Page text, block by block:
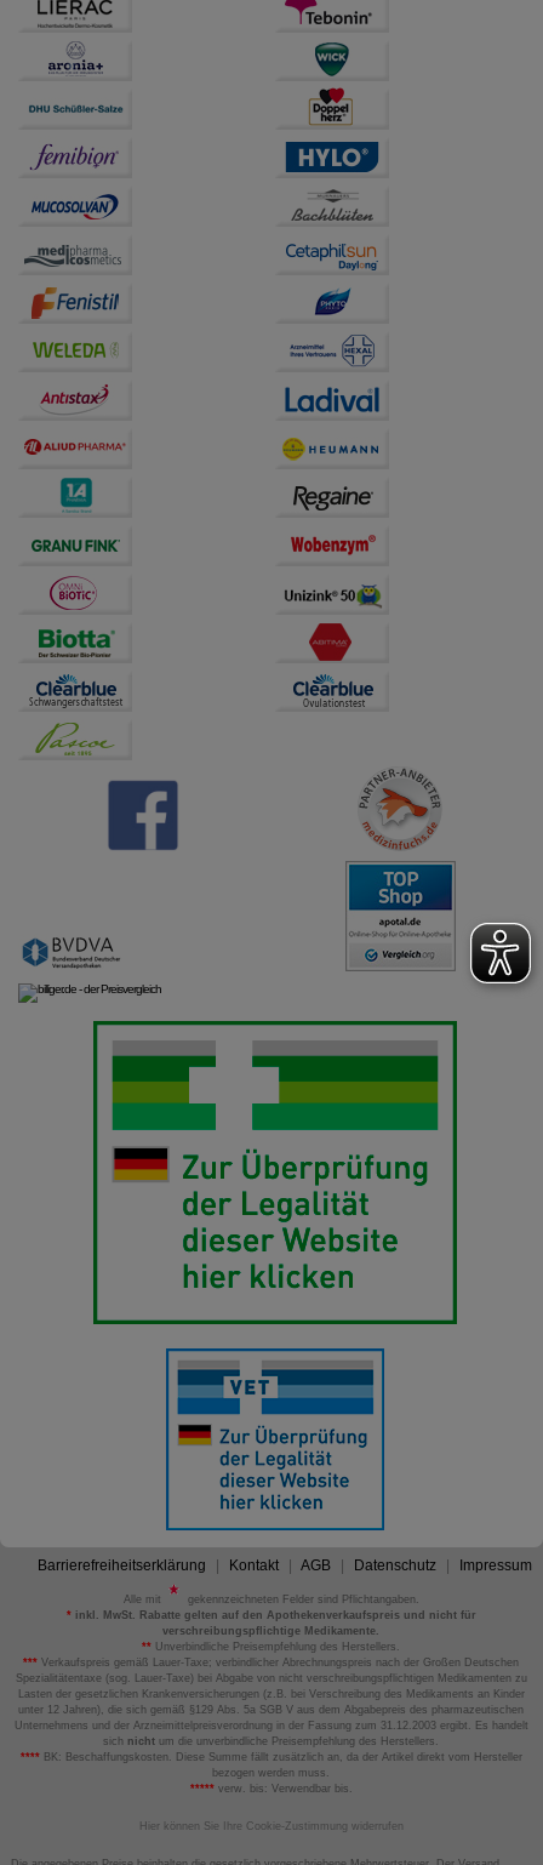
Barrierefreiheitserklärung Kontakt AGB Datenschutz Impressum
Alle mit
gekennzeichneten Felder sind Pflichtangaben.
*inkl. MwSt. Rabatte gelten auf den Apothekenverkaufspreis und nicht für
verschreibungspflichtige Medikamente.
** Unverbindliche Preisempfehlung des Herstellers.
*** Verkaufspreis gemäß Lauer-Taxe; verbindlicher Abrechnungspreis nach der Großen Deutschen
Spezialitätentaxe (sog. Lauer-Taxe) bei Abgabe von nicht verschreibungspflichtigen Medikamenten zu
Lasten der gesetzlichen Krankenversicherungen (z.B. bei Verschreibung des Medikaments an Kinder
unter 12 Jahren), die sich gemäß §129 Abs. 5a SGB V aus dem Abgabepreis des pharmazeutischen
Unternehmens und der Arzneimittelpreisverordnung in der Fassung zum 31.12.2003 ergibt. Es handelt
sich nicht um die unverbindliche Preisempfehlung des Herstellers.
****BK: Beschaffungskosten. Diese Summe fällt zusätzlich an, da der Artikel direkt vom Hersteller
bezogen werden muss.
*****verw. bis: Verwendbar bis.
Hier können Sie Ihre Cookie-Zustimmung widerrufen